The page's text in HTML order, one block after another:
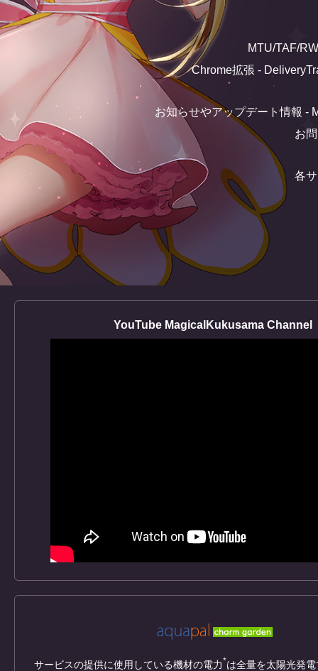
MTU/TAF/
Chrome拡張 -
お知らせやアップデート情報 -
お
各
YouTube MagicalKukusama Channel
サービスの提供に使用している機材の電力*は全量を太陽光発